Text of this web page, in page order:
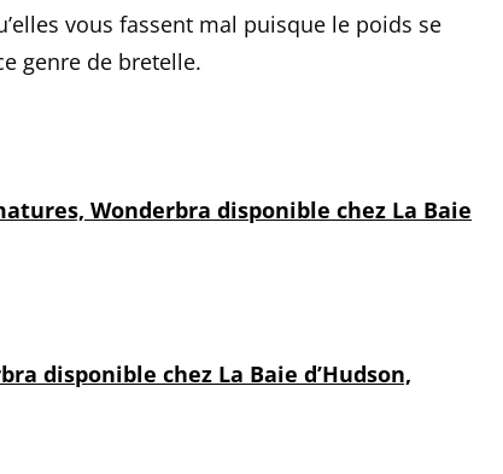
vous fassent mal puisque le poids se
genre de bretelle.
Wonderbra disponible chez La Baie
disponible chez La Baie d’Hudson,